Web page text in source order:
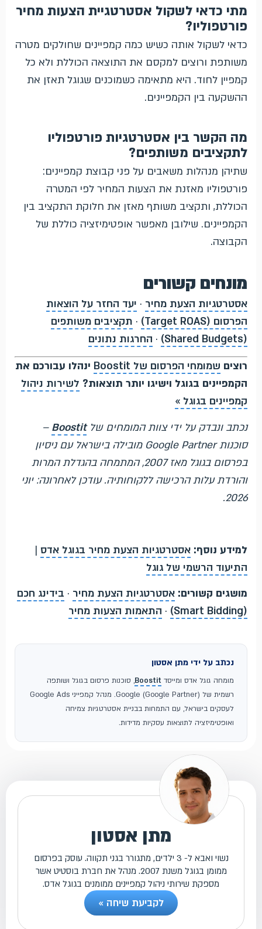
מתי כדאי לשקול אסטרטגיית הצעות מחיר
פורטפוליו?
כדאי לשקול אותה כשיש כמה קמפיינים שחולקים מטרה
משותפת ורוצים למקסם את התוצאה הכוללת ולא כל
קמפיין לחוד. היא מתאימה כשמוכנים שגוגל תאזן את
ההשקעה בין הקמפיינים.
מה הקשר בין אסטרטגיות פורטפוליו
לתקציבים משותפים?
שתיהן מנהלות משאבים על פני קבוצת קמפיינים:
פורטפוליו מאזנת את הצעות המחיר לפי המטרה
הכוללת, ותקציב משותף מאזן את חלוקת התקציב בין
הקמפיינים. שילובן מאפשר אופטימיזציה כוללת של
הקבוצה.
מונחים קשורים
אסטרטגיות הצעת מחיר · יעד החזר על הוצאות
הפרסום (Target ROAS)
· תקציבים משותפים
(Shared Budgets)
· החרגות נתונים
רוצים שמומחי הפרסום של Boostit
ינהלו עבורכם את
הקמפיינים בגוגל וישיגו יותר תוצאות? לשירות ניהול
קמפיינים בגוגל »
נכתב ונבדק על ידי צוות המומחים שלBoostit
–
סוכנות Google Partner מובילה בישראל עם ניסיון
בפרסום בגוגל מאז 2007, המתמחה בהגדלת המרות
והורדת עלות הרכישה ללקוחותיה. עודכן לאחרונה: יוני
2026.
למידע נוסף: אסטרטגיות הצעת מחיר בגוגל אדס |
התיעוד הרשמי של גוגל
מושגים קשורים: אסטרטגיות הצעת מחיר · בידינג חכם
(Smart Bidding)
· התאמות הצעות מחיר
נכתב על ידי מתן אסטון
מומחה גוגל אדס ומייסד Boostit, סוכנות פרסום בגוגל ושותפה
רשמית של Google (Google Partner). מנהל קמפייני Google Ads
לעסקים בישראל, עם התמחות בבניית אסטרטגיות צמיחה
ואופטימיזציה לתוצאות עסקיות מדידות.
מתן אסטון
נשוי ואבא ל- 3 ילדים, מתגורר בגני תקווה. עוסק בפרסום
ממומן בגוגל משנת 2007. מנהל את חברת בוסטיט אשר
מספקת שירותי ניהול קמפיינים ממומנים בגוגל אדס.
לקביעת שיחה »